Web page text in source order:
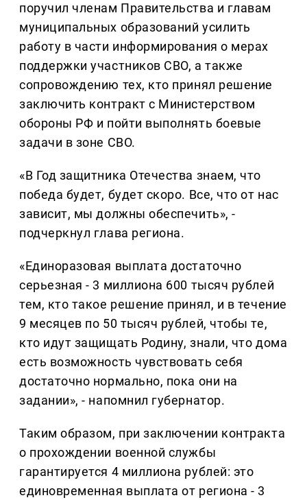
поручил членам Правительства и главам
муниципальных образований усилить
работу в части информирования о мерах
поддержки участников СВО, а также
сопровождению тех, кто принял решение
заключить контракт с Министерством
обороны РФ и пойти выполнять боевые
задачи в зоне СВО.
«В Год защитника Отечества знаем, что
победа будет, будет скоро. Все, что от нас
зависит, мы должны обеспечить», -
подчеркнул глава региона.
«Единоразовая выплата достаточно
серьезная - 3 миллиона 600 тысяч рублей
тем, кто такое решение принял, и в течение
9 месяцев по 50 тысяч рублей, чтобы те,
кто идут защищать Родину, знали, что дома
есть возможность чувствовать себя
достаточно нормально, пока они на
задании», - напомнил губернатор.
Таким образом, при заключении контракта
о прохождении военной службы
гарантируется 4 миллиона рублей: это
единовременная выплата от региона - 3